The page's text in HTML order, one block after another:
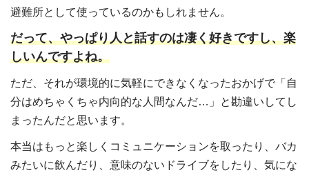
避難所として使っているのかもしれません。
だって、やっぱり人と話すのは凄く好きですし、楽
しいんですよね。
ただ、それが環境的に気軽にできなくなったおかげで「自
分はめちゃくちゃ内向的な人間なんだ…」と勘違いしてし
まったんだと思います。
本当はもっと楽しくコミュニケーションを取ったり、バカ
みたいに飲んだり、意味のないドライブをしたり、気にな